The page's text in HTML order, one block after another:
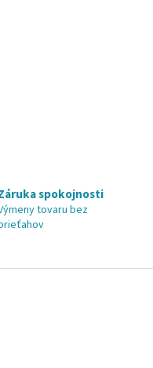
spokojnosti
tovaru bez